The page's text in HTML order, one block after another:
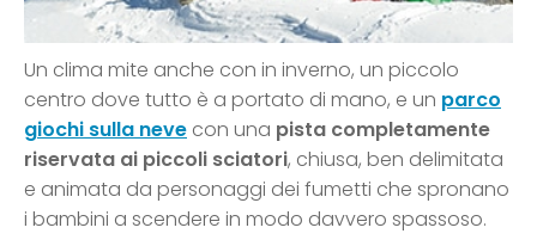
Un clima mite anche con in inverno, un piccolo
centro dove tutto è a portato di mano, e un parco
giochi sulla neve con una pista completamente
riservata ai piccoli sciatori, chiusa, ben delimitata
e animata da personaggi dei fumetti che spronano
i bambini a scendere in modo davvero spassoso.